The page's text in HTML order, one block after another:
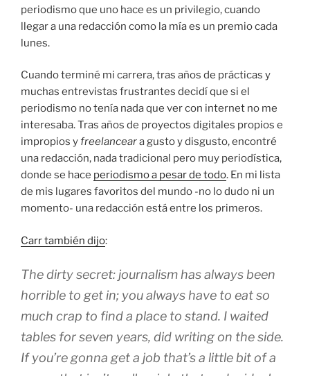
periodismo que uno hace es un privilegio, cuando
llegar a una redacción como la mía es un premio cada
lunes.
Cuando terminé mi carrera, tras años de prácticas y
muchas entrevistas frustrantes decidí que si el
periodismo no tenía nada que ver con internet no me
interesaba. Tras años de proyectos digitales propios e
impropios yfreelanceara gusto y disgusto, encontré
una redacción, nada tradicional pero muy periodística,
donde se hace periodismo a pesar de todo. En mi lista
de mis lugares favoritos del mundo -no lo dudo ni un
momento- una redacción está entre los primeros.
Carr también dijo:
The dirty secret: journalism has always been
horrible to get in; you always have to eat so
much crap to find a place to stand. I waited
tables for seven years, did writing on the side.
If you’re gonna get a job that’s a little bit of a